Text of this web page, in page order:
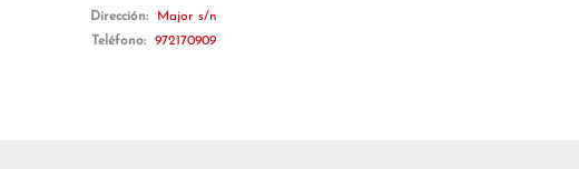
Dirección:
Major s/n
Teléfono:
972170909